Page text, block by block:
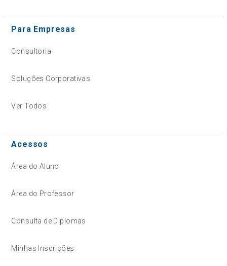
Para Empresas
Consultoria
Soluções Corporativas
Ver Todos
Acessos
Área do Aluno
Área do Professor
Consulta de Diplomas
Minhas Inscrições